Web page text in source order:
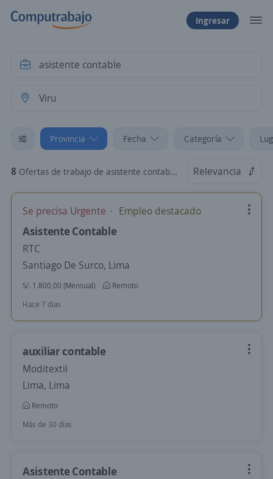
Ingresar
Provincia Fecha Categoría
8 Ofertas de trabajo de asistente contable en Viru, La Libertad Relevancia
Se precisa Urgente Empleo destacado
Asistente Contable
RTC
Santiago De Surco, Lima
S/. 1.800,00 (Mensual)
Remoto
Hace 7 días
auxiliar contable
Moditextil
Lima, Lima
Remoto
Más de 30 días
Asistente Contable